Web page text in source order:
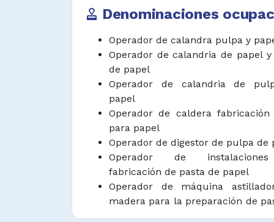
fabricación de pulpa o pasta
proceso e iniciar o detener las
conforme sea necesario.
Recoger muestras del
pruebas volumétricas,
pruebas de rutina a la pulpa y
Elaborar y mantener reportes de
Desempeñar funciones afines.
approval Denominaciones
Operador de calandra pulpa y
Operador de calandria de papel
de papel
Operador de calandria de
papel
Operador de caldera fabricación
para papel
Operador de digestor de pulpa de
Operador de
fabricación de pasta de papel
Operador de máquina
madera para la preparación de
papel